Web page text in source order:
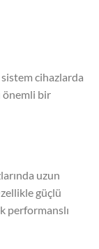
cihazlarda
önemli bir
uzun
güçlü
performanslı